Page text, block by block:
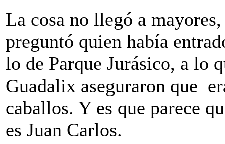
La cosa no llegó a
preguntó quien había
lo de Parque Jurásico, a lo
Guadalix aseguraron que
caballos. Y es que parece
es Juan Carlos.